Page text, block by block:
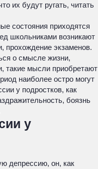
их будут ругать, читать
состояния приходятся
школьниками возникают
прохождение экзаменов.
о смысле жизни,
такие мысли приобретают
наиболее остро могут
у подростков, как
боязнь
у
депрессию, он, как